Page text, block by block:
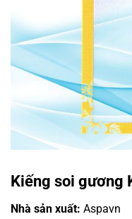
Kiếng soi gương
Nhà sản xuất: Aspavn